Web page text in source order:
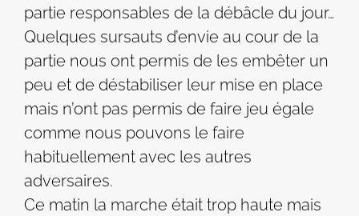
partie responsables de la débâcle du jour…
Quelques sursauts d’envie au cour de la
partie nous ont permis de les embêter un
peu et de déstabiliser leur mise en place
mais n’ont pas permis de faire jeu égale
comme nous pouvons le faire
habituellement avec les autres
adversaires.
Ce matin la marche était trop haute mais